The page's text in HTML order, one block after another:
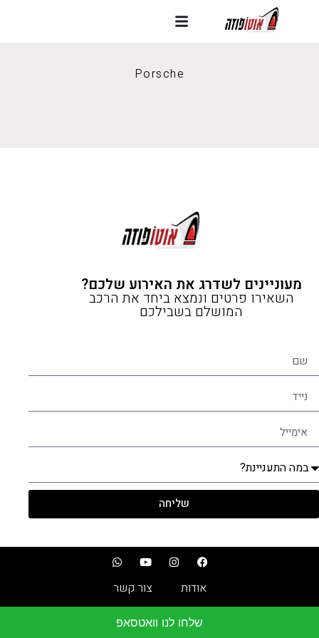
Porsche
מעוניינים לשדרג את האירוע שלכם?
השאירו פרטים ונמצא ביחד את הרכב
המושלם בשבילכם
שליחה
אודות צור קשר
שלחו לנו וואטסאפ